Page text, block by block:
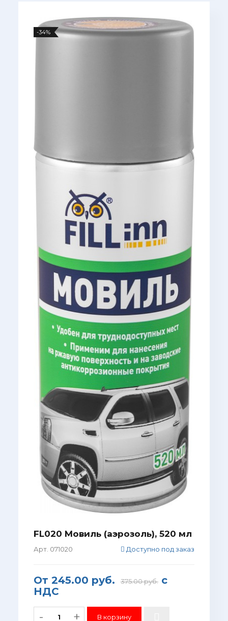
-34%
FL020 Мовиль (аэрозоль), 520 мл
Арт. 071020 Доступно под заказ
От 245.00 руб. 375.00 руб.с
НДС
- +